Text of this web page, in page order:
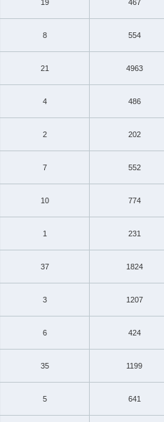
19 467
8 554
21 4963
4 486
2 202
7 552
10 774
1 231
37 1824
3 1207
6 424
35 1199
5 641